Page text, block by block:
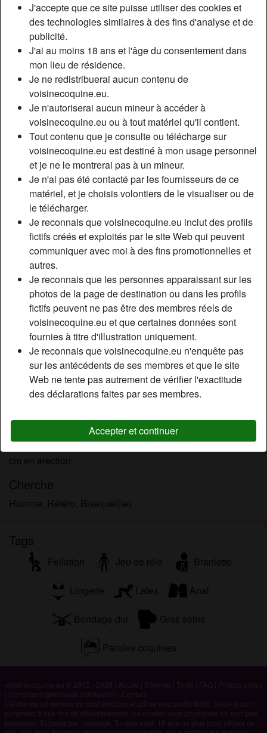
J'accepte que ce site puisse utiliser des cookies et
des technologies similaires à des fins d'analyse et de
publicité.
J'ai au moins 18 ans et l'âge du consentement dans
mon lieu de résidence.
Je ne redistribuerai aucun contenu de
voisinecoquine.eu.
Je n'autoriserai aucun mineur à accéder à
voisinecoquine.eu ou à tout matériel qu'il contient.
Tout contenu que je consulte ou télécharge sur
voisinecoquine.eu est destiné à mon usage personnel
et je ne le montrerai pas à un mineur.
Je n'ai pas été contacté par les fournisseurs de ce
matériel, et je choisis volontiers de le visualiser ou de
le télécharger.
Je reconnais que voisinecoquine.eu inclut des profils
fictifs créés et exploités par le site Web qui peuvent
communiquer avec moi à des fins promotionnelles et
autres.
Je reconnais que les personnes apparaissant sur les
photos de la page de destination ou dans les profils
fictifs peuvent ne pas être des membres réels de
voisinecoquine.eu et que certaines données sont
fournies à titre d'illustration uniquement.
Je reconnais que voisinecoquine.eu n'enquête pas
sur les antécédents de ses membres et que le site
Web ne tente pas autrement de vérifier l'exactitude
des déclarations faites par ses membres.
Accepter et continuer
Nickname:
JoubertBitch
Âge:
35
Pays:
France
Département:
Gironde
Sexe:
Femme
Sexualité:
Hétéro
Relation:
Couleur des cheveux:
Foncé
Couleur des yeux:
Bleu
Taille:
173 cm
Épilé(e):
Fumeur(euse):
À l'occasion
Description
Bonsoir, je suis une femme amateur et je cherche un
homme avec qui pratiquer la gorge profonde. Je sais, dit
comme ça c’est bizarre alors je m’explique. Je suis actrice
porno et plusieurs réalisateurs me demandent si je sais
pratiquer la fellation avec gorge profonde. A vrai dire j’ai
déjà eu l’occasion de pratiquer un peu mais je cherche
quelqu’un pour m’améliorer. Pour que ce soit vraiment utile
il faudrait quelqu’un de plutôt bien membré, minimum 16
cm en érection.
Cherche
Homme, Hétéro, Bisexuel(le)
Tags
Fellation Jeu de rôle Branlette
Lingerie Latex Anal
Bondage dur Gros seins
Paroles coquines